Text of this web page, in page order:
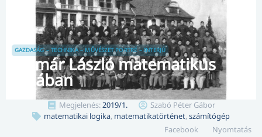
GAZDASÁG – TECHNIKA – MŰVÉSZET PORTRÉ – INTERJÚ
Kalmár László matematikus
Kínában
Megjelenés:2019/1.
Szabó Péter Gábor
matematikai logika, matematikatörténet, számítógép
Facebook
Nyomtatás